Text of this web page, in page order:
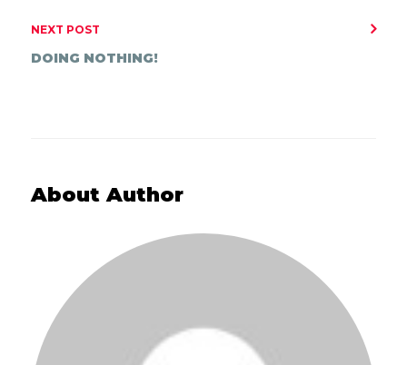
NEXT POST
DOING NOTHING!
About Author